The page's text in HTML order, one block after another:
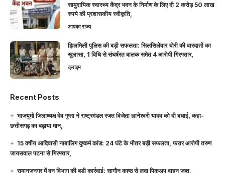
सामुदायिक स्वास्थ्य केंद्र भवन के निर्माण के लिए दी 2 करोड़ 50 लाख
रुपये की प्रशासकीय स्वीकृति,
आपका राज्य
झिलमिली पुलिस की बड़ी सफलता: सिलसिलेवार चोरी की वारदातों का
खुलासा, 1 विधि से संघर्षरत बालक समेत 4 आरोपी गिरफ्तार,
क्राइम
Recent Posts
भाजयुमो जिलाध्यक्ष देव गुप्ता ने राष्ट्रमंडल रजत विजेता ज्ञानेश्वरी यादव को दी बधाई, कहा-
छत्तीसगढ़ का बढ़ाया मान,
15 वर्षीय आदिवासी नाबालिग दुष्कर्म कांड: 24 घंटे के भीतर बड़ी सफलता, फरार आरोपी तरुण
जायसवाल पटना से गिरफ्तार,
रामानुजनगर में वन विभाग की बड़ी कार्रवाई: सागौन काष्ठ से लदा पिकअप वाहन जब्त,